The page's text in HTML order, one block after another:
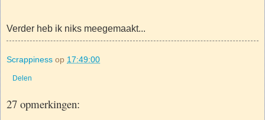
Verder heb ik niks meegemaakt...
Scrappiness op 17:49:00
Delen
27 opmerkingen: